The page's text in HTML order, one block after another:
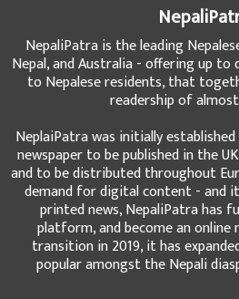
NepaliPatra is the leading
Nepal, and Australia - offering up to
to Nepalese residents, that
readership of
NeplaiPatra was initially
newspaper to be published in the
and to be distributed throughout
demand for digital content - and
printed news, NepaliPatra has
platform, and become an online
transition in 2019, it has
popular amongst the Nepali